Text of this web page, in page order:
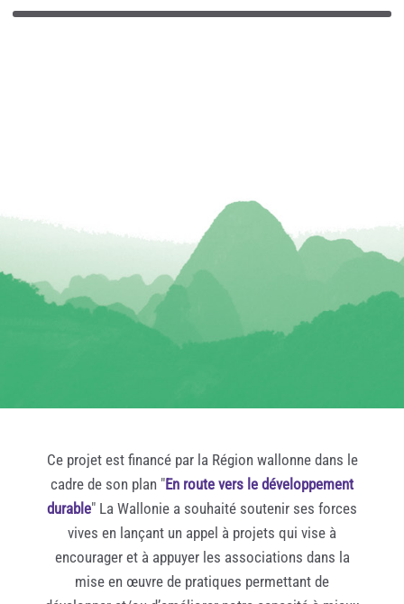
Ce projet est financé par la Région wallonne dans le
cadre de son plan "En route vers le développement
durable" La Wallonie a souhaité soutenir ses forces
vives en lançant un appel à projets qui vise à
encourager et à appuyer les associations dans la
mise en œuvre de pratiques permettant de